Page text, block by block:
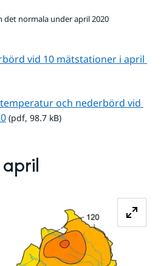
det normala under april 2020
vid 10 mätstationer i april
och nederbörd vid
pdf, 98.7 kB.
(pdf, 98.7 kB)